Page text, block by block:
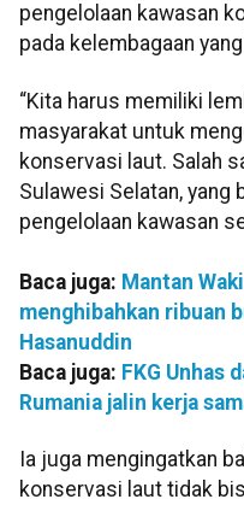
pengelolaan kawasan
pada kelembagaan
“Kita harus memiliki
masyarakat untuk
konservasi laut. Salah
Sulawesi Selatan, yang
pengelolaan kawasan
Baca juga: Mantan
menghibahkan ribuan
Hasanuddin
Baca juga: FKG Unhas
Rumania jalin kerja
Ia juga mengingatkan
konservasi laut tidak